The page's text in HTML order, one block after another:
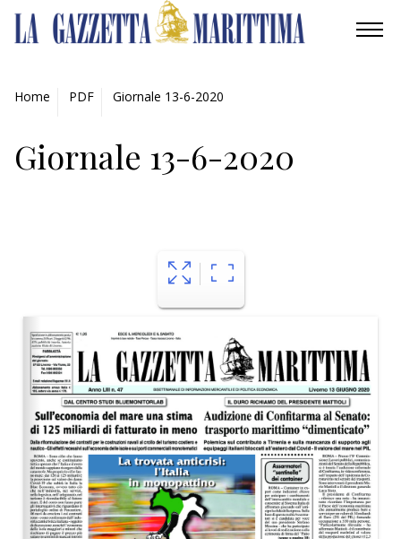
INDUSTRIA
CULTURA
NAUTICA
EDITORIALI
Home PDF Giornale 13-6-2020
Giornale 13-6-2020